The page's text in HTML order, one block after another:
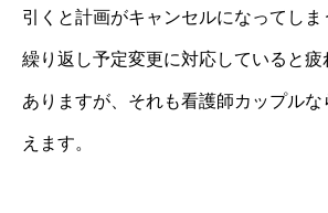
引くと計画がキャンセルになってしま
繰り返し予定変更に対応していると疲
ありますが、それも看護師カップル
えます。